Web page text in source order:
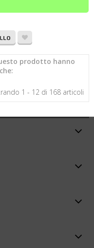
prodotto hanno
1 - 12 di 168 articoli